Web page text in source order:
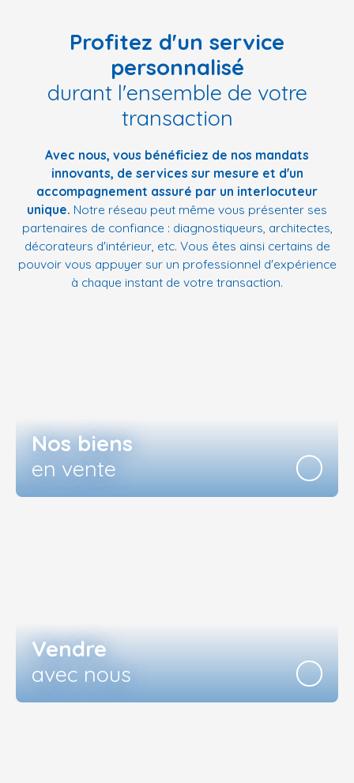
Profitez d'un service
personnalisé
durant l'ensemble de votre
transaction
Avec nous, vous bénéficiez de nos mandats
innovants, de services sur mesure et d'un
accompagnement assuré par un interlocuteur
unique. Notre réseau peut même vous présenter ses
partenaires de confiance : diagnostiqueurs, architectes,
décorateurs d'intérieur, etc. Vous êtes ainsi certains de
pouvoir vous appuyer sur un professionnel d'expérience
à chaque instant de votre transaction.
Nos biens
en vente
Vendre
avec nous